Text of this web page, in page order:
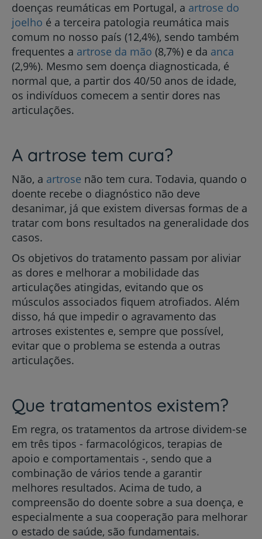
doenças reumáticas em Portugal, a artrose do
joelho é a terceira patologia reumática mais
comum no nosso país (12,4%), sendo também
frequentes a artrose da mão (8,7%) e da anca
(2,9%). Mesmo sem doença diagnosticada, é
normal que, a partir dos 40/50 anos de idade,
os indivíduos comecem a sentir dores nas
articulações.
A artrose tem cura?
Não, a artrose não tem cura. Todavia, quando o
doente recebe o diagnóstico não deve
desanimar, já que existem diversas formas de a
tratar com bons resultados na generalidade dos
casos.
Os objetivos do tratamento passam por aliviar
as dores e melhorar a mobilidade das
articulações atingidas, evitando que os
músculos associados fiquem atrofiados. Além
disso, há que impedir o agravamento das
artroses existentes e, sempre que possível,
evitar que o problema se estenda a outras
articulações.
Que tratamentos existem?
Em regra, os tratamentos da artrose dividem-se
em três tipos - farmacológicos, terapias de
apoio e comportamentais -, sendo que a
combinação de vários tende a garantir
melhores resultados. Acima de tudo, a
compreensão do doente sobre a sua doença, e
especialmente a sua cooperação para melhorar
o estado de saúde, são fundamentais.